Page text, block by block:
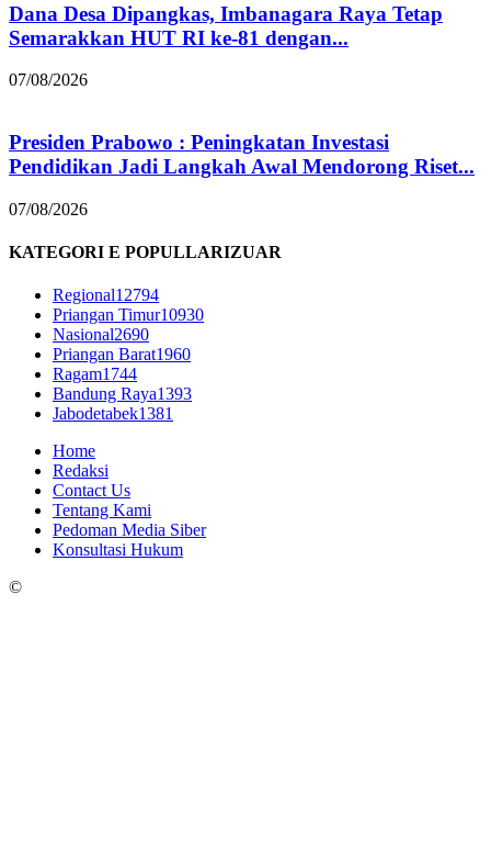
Dana Desa Dipangkas, Imbanagara Raya Tetap
Semarakkan HUT RI ke-81 dengan...
07/08/2026
Presiden Prabowo : Peningkatan Investasi
Pendidikan Jadi Langkah Awal Mendorong Riset...
07/08/2026
KATEGORI E POPULLARIZUAR
Regional12794
Priangan Timur10930
Nasional2690
Priangan Barat1960
Ragam1744
Bandung Raya1393
Jabodetabek1381
Home
Redaksi
Contact Us
Tentang Kami
Pedoman Media Siber
Konsultasi Hukum
©